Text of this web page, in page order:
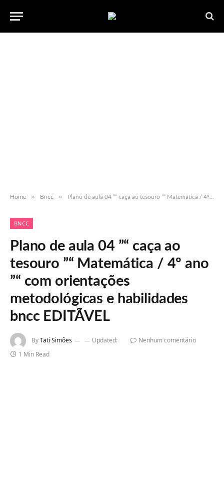
Home » Bncc » Plano de aula 04 ”“ caça ao tesouro ”“ Matemática / 4º ano ”“ com orientações metodológicas e habilidades bncc EDITÃVEL
BNCC
Plano de aula 04 ”“ caça ao
tesouro ”“ Matemática / 4º ano
”“ com orientações
metodológicas e habilidades
bncc EDITÃVEL
ByTati Simões Updated:
Nenhum comentário
1 Min Read